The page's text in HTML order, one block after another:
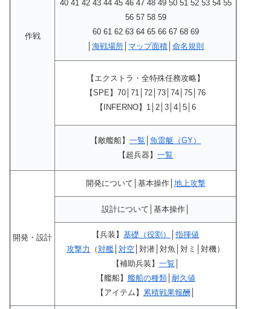
作戦
40 41 42 43 44 45 46 47 48 49 50 51 52 53 54 55
56 57 58 59
60 61 62 63 64 65 66 67 68 69
海戦場所 マップ面積 命名規則
【エクストラ・全特殊任務攻略】
【SPE】70│71│72│73│74│75│76
【INFERNO】1│2│3│4│5│6
【敵艦船】 一覧 魚雷艇（GY）
【超兵器】 一覧
開発・設計
開発について│基本操作│ 地上攻撃
設計について│基本操作│
【兵装】 基礎（役割）
指揮値
攻撃力
（対艦 対空 │対潜│対魚│対ミ│対機）
【補助兵装】 一覧
【艦船】 艦船の種類│ 耐久値
【アイテム】 累積戦果報酬